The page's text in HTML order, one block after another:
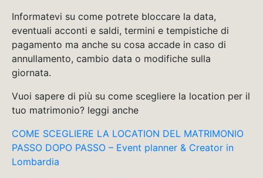
Informatevi su come potrete bloccare la data,
eventuali acconti e saldi, termini e tempistiche di
pagamento ma anche su cosa accade in caso di
annullamento, cambio data o modifiche sulla
giornata.
Vuoi sapere di più su come scegliere la location per il
tuo matrimonio? leggi anche
COME SCEGLIERE LA LOCATION DEL MATRIMONIO
PASSO DOPO PASSO – Event planner & Creator in
Lombardia